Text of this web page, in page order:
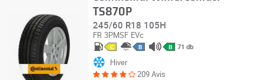
TS870P
245/60 R18 105H
FR 3PMSF EVc
C B B 71 db
Hiver
209 Avis